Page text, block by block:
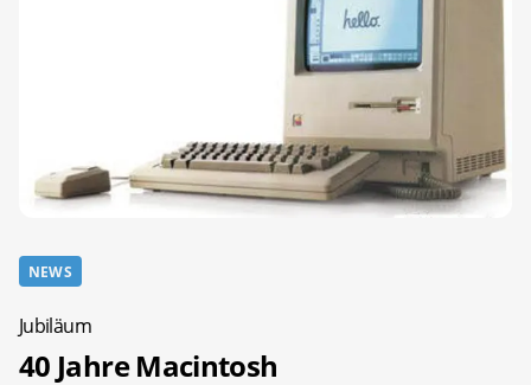
NEWS
Jubiläum
40 Jahre Macintosh